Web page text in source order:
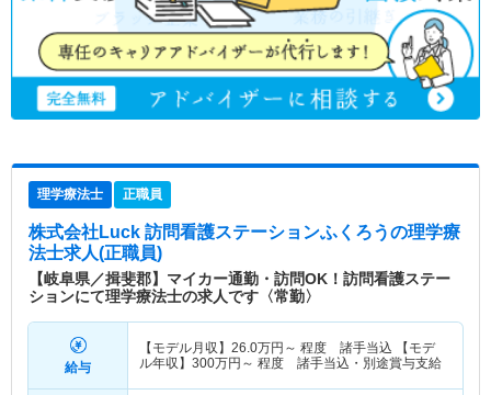
理学療法士 正職員
株式会社Luck 訪問看護ステーションふくろうの理学療
法士求人(正職員)
【岐阜県／揖斐郡】マイカー通勤・訪問OK！訪問看護ステー
ションにて理学療法士の求人です〈常勤〉
給与
【モデル月収】 26.0万円～ 程度 諸手当込 【モデ
ル年収】 300万円～ 程度 諸手当込・別途賞与支給